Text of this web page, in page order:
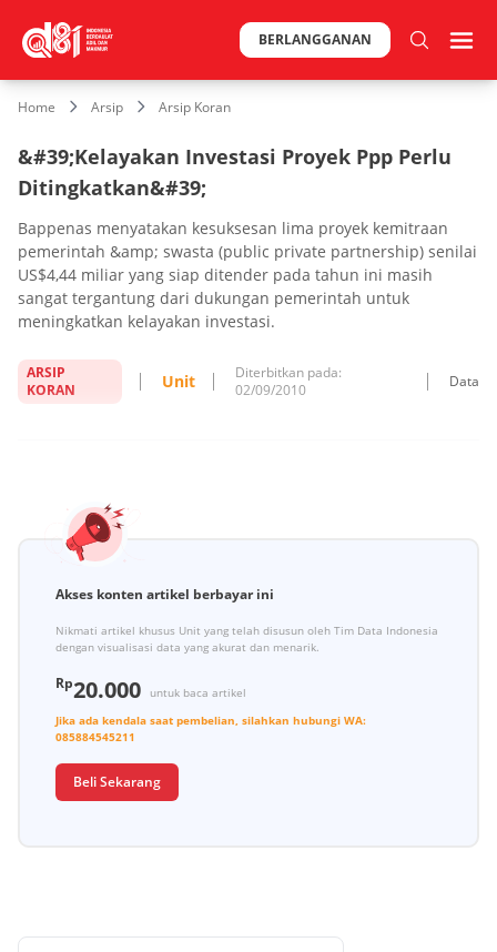
BERLANGGANAN
Home Arsip Arsip Koran
&#39;Kelayakan Investasi Proyek Ppp Perlu
Ditingkatkan&#39;
Bappenas menyatakan kesuksesan lima proyek kemitraan
pemerintah &amp; swasta (public private partnership) senilai
US$4,44 miliar yang siap ditender pada tahun ini masih
sangat tergantung dari dukungan pemerintah untuk
meningkatkan kelayakan investasi.
ARSIP
KORAN
Unit
Diterbitkan pada:
02/09/2010
Data
Akses konten artikel berbayar ini
Nikmati artikel khusus Unit yang telah disusun oleh Tim Data Indonesia
dengan visualisasi data yang akurat dan menarik.
Rp20.000
untuk baca artikel
Jika ada kendala saat pembelian, silahkan hubungi WA:
085884545211
Beli Sekarang